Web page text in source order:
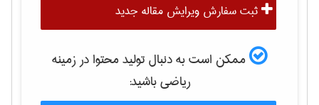
ثبت سفارش ویرایش مقاله جدید
ممکن است به دنبال تولید محتوا در زمینه
رياضیباشید: